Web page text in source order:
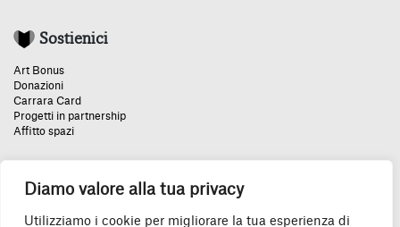
Diamo valore alla tua privacy
Utilizziamo i cookie per migliorare la tua esperienza di
Sostienici
Art Bonus
Donazioni
Carrara Card
Progetti in partnership
Affitto spazi
Un grazie speciale: